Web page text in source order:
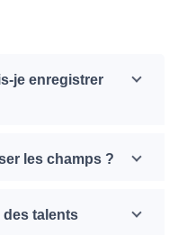
je enregistrer
les champs ?
des talents